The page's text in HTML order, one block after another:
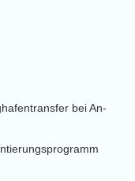
bei An-